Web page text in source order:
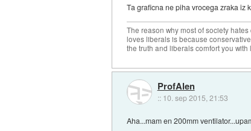
Ta graficna ne piha vrocega zraka iz
The reason why most of society
loves liberals is because
the truth and liberals comfort you with
ProfAlen
:: 10. sep 2015, 21:53
Aha...mam en 200mm